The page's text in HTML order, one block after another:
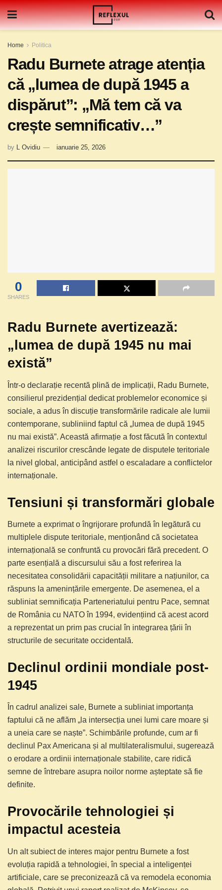
Home Politica
Radu Burnete atrage atenția
că „lumea de după 1945 a
dispărut”: „Mă tem că va
crește semnificativ…”
by L Ovidiu ianuarie 25, 2026
0
SHARES
Radu Burnete avertizează:
„lumea de după 1945 nu mai
există”
Într-o declarație recentă plină de implicații, Radu Burnete,
consilierul prezidențial dedicat problemelor economice și
sociale, a adus în discuție transformările radicale ale lumii
contemporane, subliniind faptul că „lumea de după 1945
nu mai există”. Această afirmație a fost făcută în contextul
analizei riscurilor crescânde legate de disputele teritoriale
la nivel global, anticipând astfel o escaladare a conflictelor
internaționale.
Tensiuni și transformări globale
Burnete a exprimat o îngrijorare profundă în legătură cu
multiplele dispute teritoriale, menționând că societatea
internațională se confruntă cu provocări fără precedent. O
parte esențială a discursului său a fost referirea la
necesitatea consolidării capacității militare a națiunilor, ca
răspuns la amenințările emergente. De asemenea, el a
subliniat semnificația Parteneriatului pentru Pace, semnat
de România cu NATO în 1994, evidențiind că acest acord
a reprezentat un prim pas crucial în integrarea țării în
structurile de securitate occidentală.
Declinul ordinii mondiale post-
1945
În cadrul analizei sale, Burnete a subliniat importanța
faptului că ne aflăm „la intersecția unei lumi care moare și
a uneia care se naște”. Schimbările profunde, cum ar fi
declinul Pax Americana și al multilateralismului, sugerează
o erodare a ordinii internaționale stabilite, care ridică
semne de întrebare asupra noilor norme așteptate să fie
definite.
Provocările tehnologiei și
impactul acesteia
Un alt subiect de interes major pentru Burnete a fost
evoluția rapidă a tehnologiei, în special a inteligenței
artificiale, care se preconizează că va remodela economia